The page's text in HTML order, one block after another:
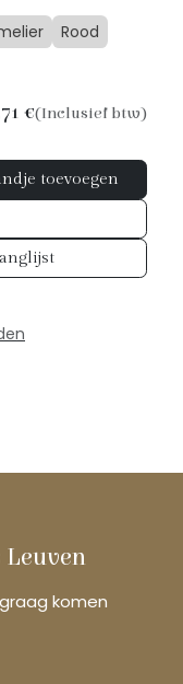
Rood
toevoegen
€(Inclusief btw)
komen